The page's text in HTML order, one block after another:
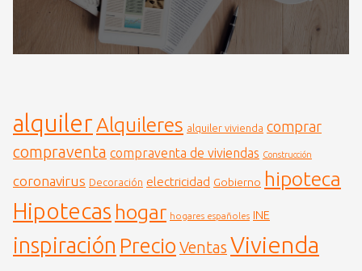
alquilerAlquileres alquiler vivienda comprar
compraventa compraventa de viviendas Construcción
coronavirus Decoración electricidad Gobierno hipoteca
Hipotecas hogar hogares españoles INE
inspiración Precio Ventas Vivienda